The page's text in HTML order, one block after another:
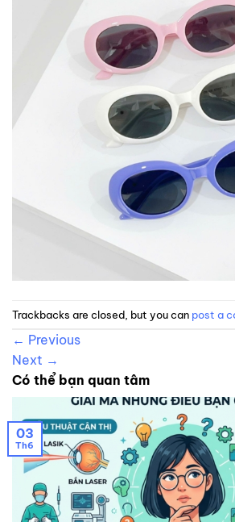
Trackbacks are closed, but you can post a
← Previous
Next →
Có thể bạn quan tâm
03
Th6